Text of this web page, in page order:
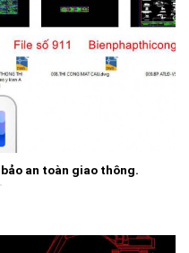
an toàn giao thông.